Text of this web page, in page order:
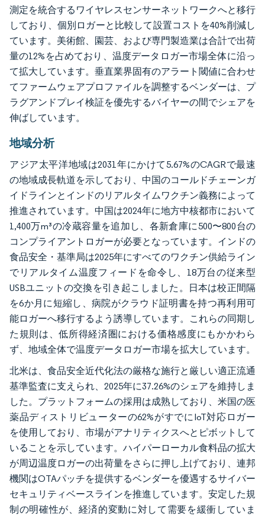
測定を統合するワイヤレスセンサーネットワークへと移行
しており、個別ロガーと比較して設置コストを40%削減し
ています。美術館、園芸、および専門製造業は合計で出荷
量の12%を占めており、温度データロガー市場全体に沿っ
て拡大しています。垂直業界固有のアラート閾値に合わせ
てファームウェアプロファイルを調整するベンダーは、プ
ラグアンドプレイ検証を優先するバイヤーの間でシェアを
伸ばしています。
地域分析
アジア太平洋地域は2031年にかけて5.67%のCAGRで最速
の地域成長軌道を示しており、中国のコールドチェーンガ
イドラインとインドのリアルタイムワクチン義務によって
推進されています。中国は2024年に地方中核都市において
1,400万m³の冷蔵容量を追加し、各新倉庫に500〜800台の
コンプライアントロガーが必要となっています。インドの
食品安全・基準局は2025年にすべてのワクチン供給ライン
でリアルタイム温度フィードを命令し、18万台の従来型
USBユニットの交換を引き起こしました。日本は校正間隔
を6か月に短縮し、病院がクラウド証明書を持つ再利用可
能ロガーへ移行するよう誘導しています。これらの同期し
た規則は、低所得経済圏における価格感度にもかかわら
ず、地域全体で温度データロガー市場を拡大しています。
北米は、食品安全近代化法の厳格な施行と厳しい適正流通
基準監査に支えられ、2025年に37.26%のシェアを維持しま
した。プラットフォームの採用は成熟しており、米国の医
薬品ディストリビューターの62%がすでにIoT対応ロガー
を使用しており、市場がアナリティクスへとピボットして
いることを示しています。ハイパーローカル食料品の拡大
が周辺温度ロガーの出荷量をさらに押し上げており、連邦
機関はOTAパッチを提供するベンダーを優遇するサイバー
セキュリティベースラインを推進しています。安定した規
制の明確性が、経済的変動に対して需要を緩衝していま